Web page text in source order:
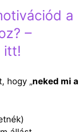
a
–
itt!
hogy „neked mi a